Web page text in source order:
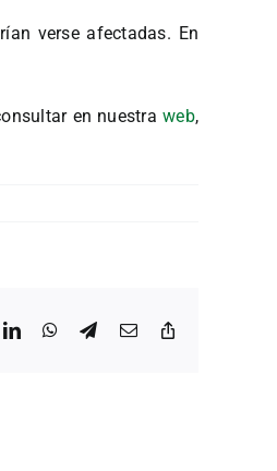
verse afectadas. En
en nuestraweb,
LinkedInWhatsApp
Telegram
Correo